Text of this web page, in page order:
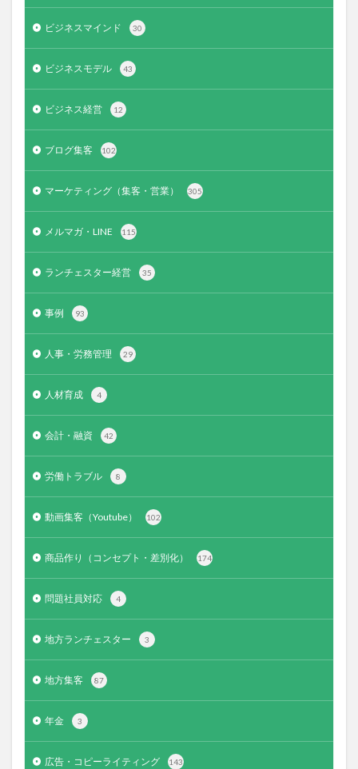
ビジネスマインド 30
ビジネスモデル 43
ビジネス経営 12
ブログ集客 102
マーケティング（集客・営業） 305
メルマガ・LINE 115
ランチェスター経営 35
事例 93
人事・労務管理 29
人材育成 4
会計・融資 42
労働トラブル 8
動画集客（Youtube） 102
商品作り（コンセプト・差別化） 174
問題社員対応 4
地方ランチェスター 3
地方集客 87
年金 3
広告・コピーライティング 143